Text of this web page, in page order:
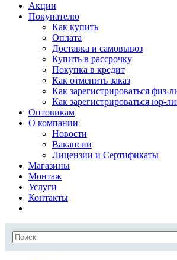
Акции
Покупателю
Как купить
Оплата
Доставка и самовывоз
Купить в рассрочку
Покупка в кредит
Как отменить заказ
Как зарегистрироваться физ-
Как зарегистрироваться юр-
Оптовикам
О компании
Новости
Вакансии
Лицензии и Сертификаты
Магазины
Монтаж
Услуги
Контакты